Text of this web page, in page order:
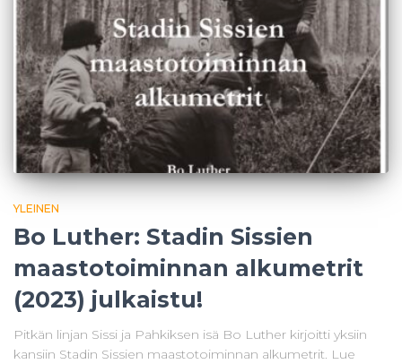
YLEINEN
Bo Luther: Stadin Sissien
maastotoiminnan alkumetrit
(2023) julkaistu!
Pitkän linjan Sissi ja Pahkiksen isä Bo Luther kirjoitti yksiin
kansiin Stadin Sissien maastotoiminnan alkumetrit. Lue